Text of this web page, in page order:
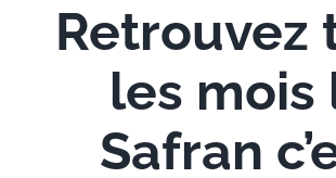
Retrouvez
les mois
Safran